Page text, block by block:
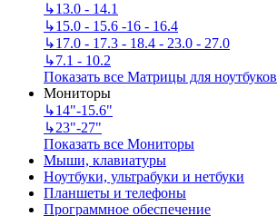
↳13.0 - 14.1
↳15.0 - 15.6 -16 - 16.4
↳17.0 - 17.3 - 18.4 - 23.0 - 27.0
↳7.1 - 10.2
Показать все Матрицы для ноутбуков
Мониторы
↳14"-15.6"
↳23"-27"
Показать все Мониторы
Мыши, клавиатуры
Ноутбуки, ультрабуки и нетбуки
Планшеты и телефоны
Программное обеспечение